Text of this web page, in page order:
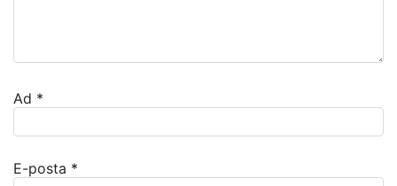
Ad *
E-posta *